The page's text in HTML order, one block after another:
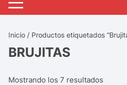
Inicio / Productos etiquetados
BRUJITAS
Mostrando los 7 resultados